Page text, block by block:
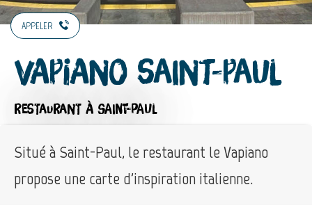
APPELER
Vapiano Saint-Paul
RESTAURANT À SAINT-PAUL
Situé à Saint-Paul, le restaurant le Vapiano
propose une carte d'inspiration italienne.